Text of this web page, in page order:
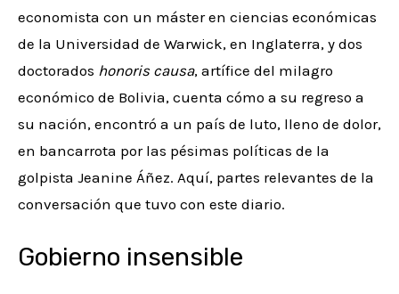
economista con un máster en ciencias económicas
de la Universidad de Warwick, en Inglaterra, y dos
doctorados honoris causa, artífice del milagro
económico de Bolivia, cuenta cómo a su regreso a
su nación, encontró a un país de luto, lleno de dolor,
en bancarrota por las pésimas políticas de la
golpista Jeanine Áñez. Aquí, partes relevantes de la
conversación que tuvo con este diario.
Gobierno insensible